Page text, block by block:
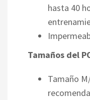
hasta 40
Tamaños del
Tamaño